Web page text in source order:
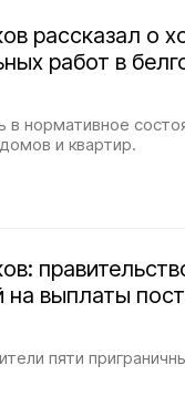
рассказал о
работ в
в нормативное
и квартир.
на выплаты
пяти